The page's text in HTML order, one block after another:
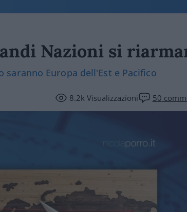
Nazioni si
Europa dell'Est e Pacifico
8.2kVisualizzazioni 50